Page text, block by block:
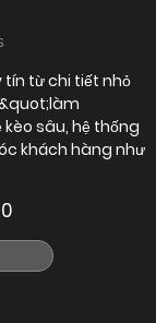
tín từ chi tiết nhỏ
sâu, hệ thống
khách hàng như
0